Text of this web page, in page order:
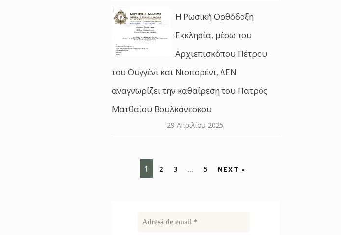
Η Ρωσική Ορθόδοξη
Εκκλησία, μέσω του
Αρχιεπισκόπου Πέτρου
του Ουγγένι και Νισπορένι, ΔΕΝ
αναγνωρίζει την καθαίρεση του Πατρός
Ματθαίου Βουλκάνεσκου
29 Απριλίου 2025
1 2 3 … 5 NEXT »